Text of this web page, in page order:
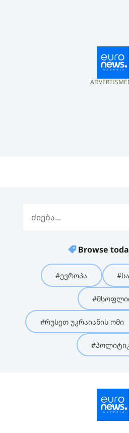
Browse
#ევროპა
#რუსეთ უკრაიანის ომი